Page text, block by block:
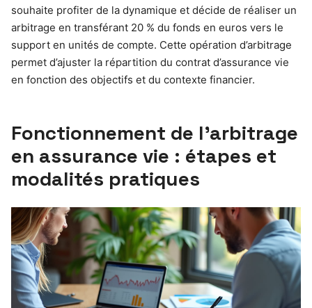
souhaite profiter de la dynamique et décide de réaliser un
arbitrage en transférant 20 % du fonds en euros vers le
support en unités de compte. Cette opération d’arbitrage
permet d’ajuster la répartition du contrat d’assurance vie
en fonction des objectifs et du contexte financier.
Fonctionnement de l’arbitrage
en assurance vie : étapes et
modalités pratiques